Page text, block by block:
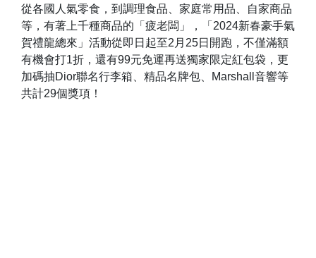
從各國人氣零食，到調理食品、家庭常用品、自家商品
等，有著上千種商品的「疲老闆」，「2024新春豪手氣
賀禮龍總來」活動從即日起至2月25日開跑，不僅滿額
有機會打1折，還有99元免運再送獨家限定紅包袋，更
加碼抽Dior聯名行李箱、精品名牌包、Marshall音響等
共計29個獎項！